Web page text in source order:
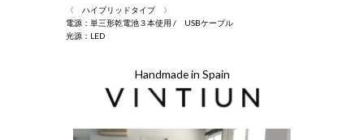
〈 ハイブリッドタイプ 〉
電源：単三形乾電池３本使用 / USBケーブル
光源：LED
Handmade in Spain